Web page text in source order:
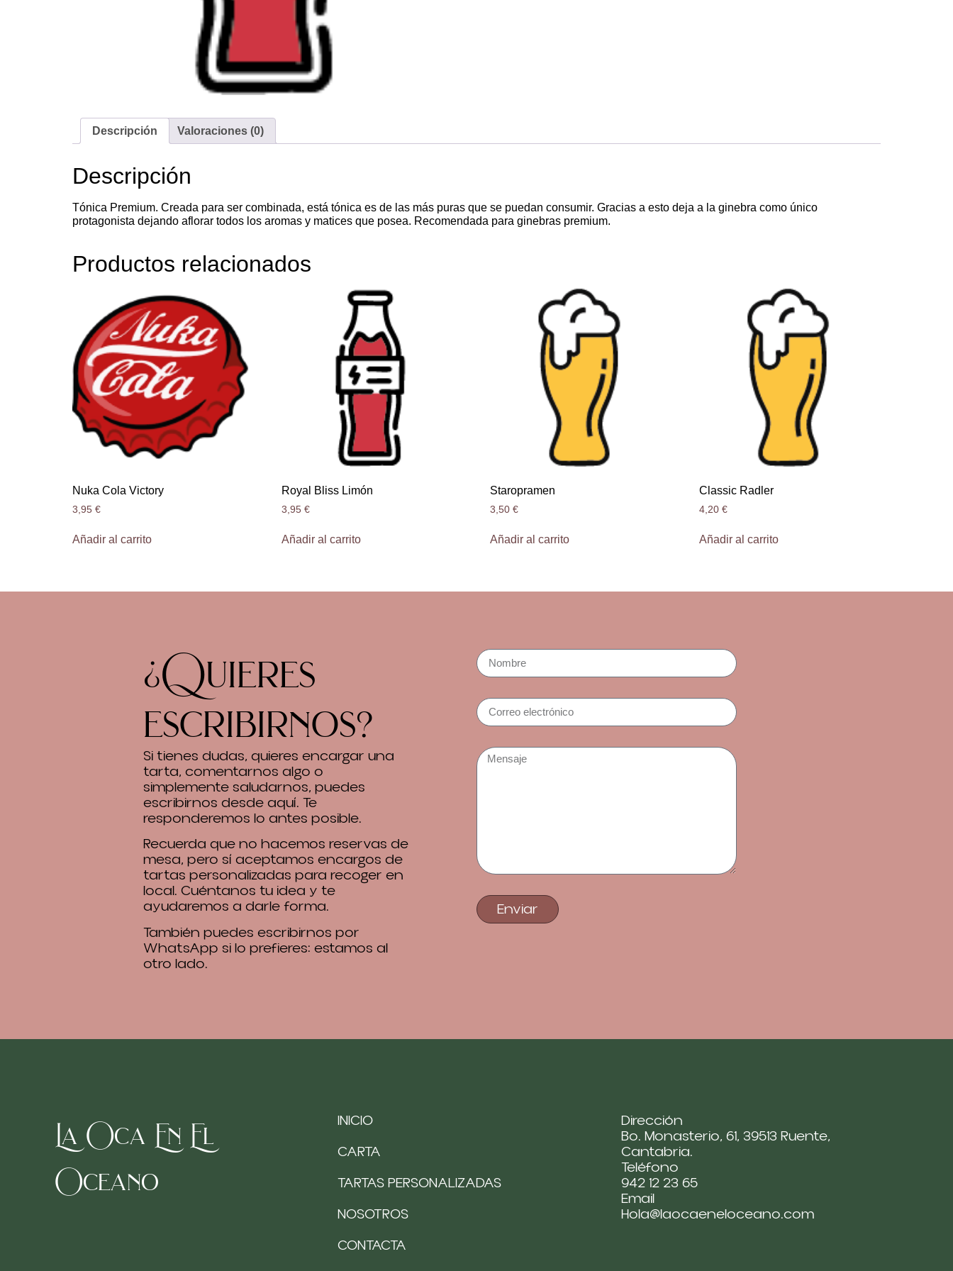
Descripción Valoraciones (0)
Descripción
Tónica Premium. Creada para ser combinada, está tónica es de las más puras que se puedan consumir. Gracias a esto deja a la ginebra como único
protagonista dejando aflorar todos los aromas y matices que posea. Recomendada para ginebras premium.
Productos relacionados
Nuka Cola Victory
3,95 €
Añadir al carrito
Royal Bliss Limón
3,95 €
Añadir al carrito
Staropramen
3,50€
Añadir al carrito
Classic Radler
4,20€
Añadir al carrito
¿Quieres
escribirnos?
Si tienes dudas, quieres encargar una
tarta, comentarnos algo o
simplemente saludarnos, puedes
escribirnos desde aquí. Te
responderemos lo antes posible.
Recuerda que no hacemos reservas de
mesa, pero sí aceptamos encargos de
tartas personalizadas para recoger en
local. Cuéntanos tu idea y te
ayudaremos a darle forma.
También puedes escribirnos por
WhatsApp si lo prefieres: estamos al
otro lado.
Enviar
La Oca En El
Oceano
INICIO
CARTA
TARTAS PERSONALIZADAS
NOSOTROS
CONTACTA
Dirección
Bo. Monasterio, 61, 39513 Ruente,
Cantabria.
Teléfono
942 12 23 65
Email
Hola@laocaeneloceano.com